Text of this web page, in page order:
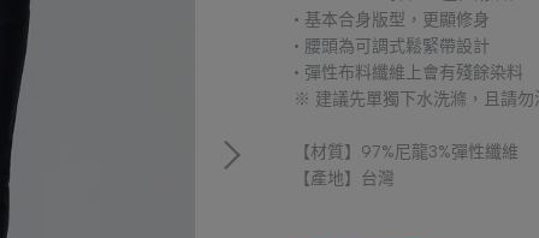
• 基本合身版型，更顯修身
• 腰頭為可調式鬆緊帶設計
• 彈性布料纖維上會有殘餘染料
※ 建議先單獨下水洗滌，且請
【材質】97%尼龍3%彈性纖維
【產地】台灣